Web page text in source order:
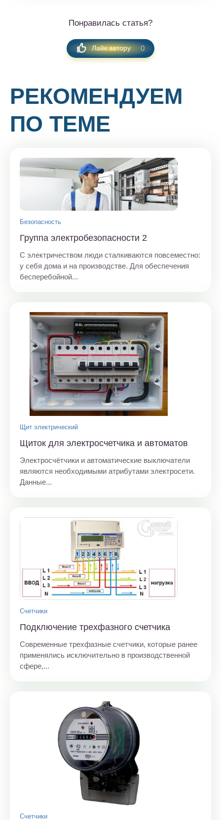
Понравилась статья?
Лайк автору 0
РЕКОМЕНДУЕМ
ПО ТЕМЕ
Безопасность
Группа электробезопасности 2
С электричеством люди сталкиваются повсеместно:
у себя дома и на производстве. Для обеспечения
бесперебойной...
Щит электрический
Щиток для электросчетчика и автоматов
Электросчётчики и автоматические выключатели
являются необходимыми атрибутами электросети.
Данные...
Счетчики
Подключение трехфазного счетчика
Современные трехфазные счетчики, которые ранее
применялись исключительно в производственной
сфере,...
Счетчики